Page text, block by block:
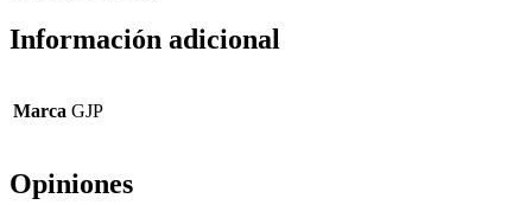
Información adicional
Marca GJP
Opiniones